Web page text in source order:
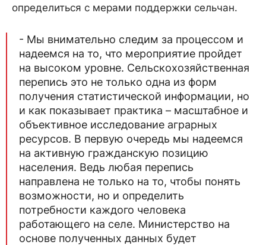
определиться с мерами поддержки сельчан.
- Мы внимательно следим за процессом и
надеемся на то, что мероприятие пройдет
на высоком уровне. Сельскохозяйственная
перепись это не только одна из форм
получения статистической информации, но
и как показывает практика – масштабное и
объективное исследование аграрных
ресурсов. В первую очередь мы надеемся
на активную гражданскую позицию
населения. Ведь любая перепись
направлена не только на то, чтобы понять
возможности, но и определить
потребности каждого человека
работающего на селе. Министерство на
основе полученных данных будет